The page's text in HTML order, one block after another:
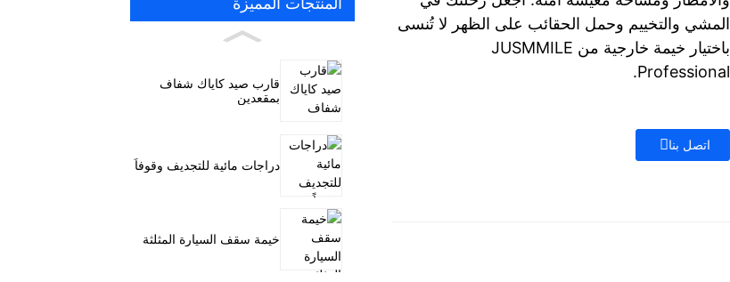
قارب صيد كاياك شفاف
بمقعدين
دراجات مائية للتجديف وقوفاً
خيمة سقف السيارة المثلثة
المشي والتخييم وحمل الحقائب على الظهر لا تُنسى
باختيار خيمة خارجية من JUSMMILE
Professional.
اتصل بنا